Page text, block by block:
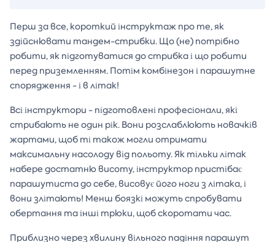
Перш за все, короткий інструктаж про те, як
здійснювати тандем-стрибки. Що (не) потрібно
робити, як підготуватися до стрибка і що робити
перед приземленням. Потім комбінезон і парашутне
спорядження - і в літак!
Всі інструктори - підготовлені професіонали, які
стрибають не один рік. Вони розслаблюють новачків
жартами, щоб ті також могли отримати
максимальну насолоду від польоту. Як тільки літак
набере достатню висоту, інструктор пристібає
парашутиста до себе, висовує його ноги з літака, і
вони злітають! Менш боязкі можуть спробувати
обертання та інші трюки, щоб скоротати час.
Приблизно через хвилину вільного падіння парашут